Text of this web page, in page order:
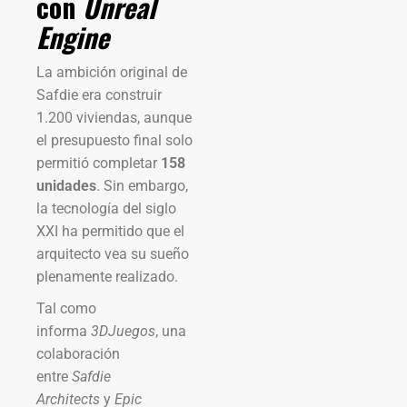
Engine
La ambición original de
Safdie era construir
1.200 viviendas, aunque
el presupuesto final solo
permitió completar 158
unidades. Sin embargo,
la tecnología del siglo
XXI ha permitido que el
arquitecto vea su sueño
plenamente realizado.
Tal como
informa 3DJuegos, una
colaboración
entre Safdie
Architects y Epic